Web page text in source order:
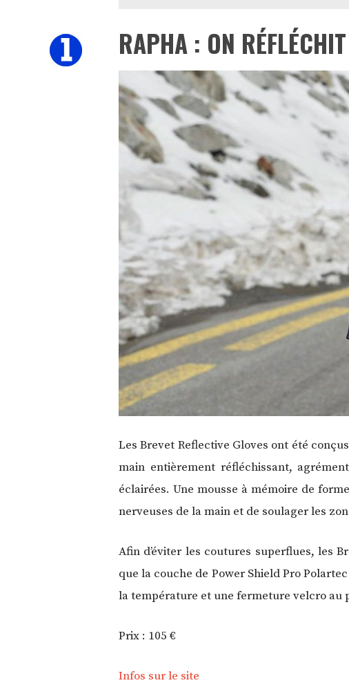
RAPHA : ON
Les Brevet Reflective Gloves ont été
main entièrement réfléchissant,
éclairées. Une mousse à mémoire de
nerveuses de la main et de soulager les
Afin d’éviter les coutures superflues, les
que la couche de Power Shield Pro
la température et une fermeture velcro au
Prix : 105 €
Infos sur le site